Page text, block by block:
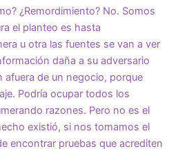
¿Remordimiento? No. Somos
el planteo es hasta
u otra las fuentes se van a ver
daña a su adversario
afuera de un negocio, porque
Podría ocupar todos los
razones. Pero no es el
existió, si nos tomamos el
encontrar pruebas que acrediten